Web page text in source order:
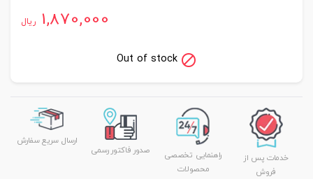
1,870,000 ریال
Out of stock
خدمات پس از
فروش
راهنمایی تخصصی
محصولات
صدور فاکتور رسمی
ارسال سریع سفارش